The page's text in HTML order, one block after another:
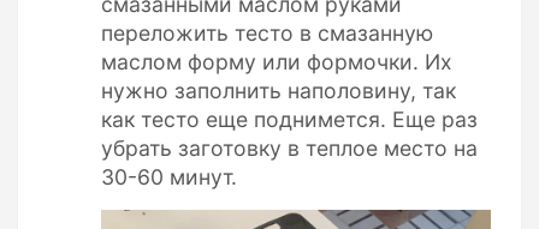
переложить тесто в смазанную
маслом форму или формочки. Их
нужно заполнить наполовину, так
как тесто еще поднимется. Еще раз
убрать заготовку в теплое место на
30-60 минут.